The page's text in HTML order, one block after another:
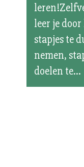
leer je
stapjes te
nemen,
doelen te...